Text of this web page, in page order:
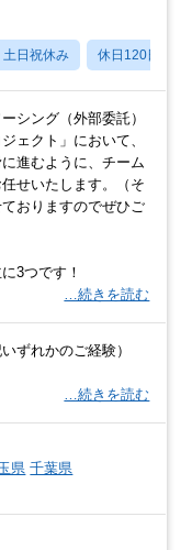
土日祝休み 休日120日以上
シング（外部委託）
ェクト」において、
進むように、チーム
せいたします。（そ
おりますのでぜひご
3つです！
…続きを読む
ずれかのご経験）
…続きを読む
県 千葉県